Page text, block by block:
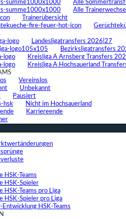
Alle
Alle
Trainerübersicht
Landesligatransfers 2026|27
Bezirksligatransfers
Kreisliga A Arnsberg Transfers
Kreisliga A Hochsauerland
Vereinslos
Unbekannt
Pausiert
Nicht im Hochsauerland
Karriereende
HSK-Teams
HSK-Spieler
HSK-Teams pro Liga
HSK-Spieler pro Liga
HSK-Teams